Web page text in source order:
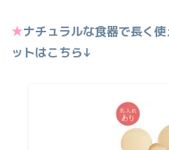
★ナチュラルな食器で長く
ットはこちら↓